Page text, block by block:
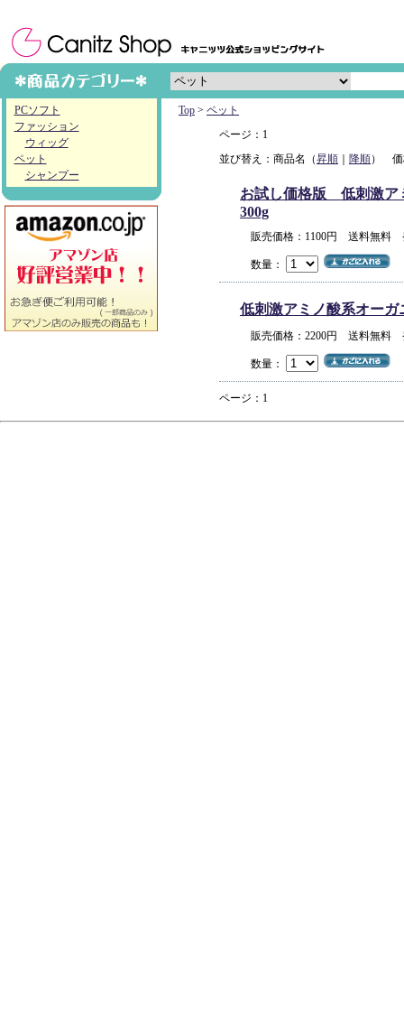
PCソフト
ファッション
ウィッグ
ペット
シャンプー
Top > ペット
ページ：1
並び替え：商品名（昇順 降順） 価
お試し価格版 低刺激ア
300g
販売価格：1100円 送料無料
数量：
低刺激アミノ酸系オーガ
販売価格：2200円 送料無料
数量：
ページ：1